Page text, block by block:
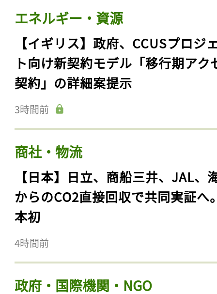
エネルギー・資源
【イギリス】政府、CCUSプロジ
ト向け新契約モデル「移行期アク
契約」の詳細案提示
3時間前
商社・物流
【日本】日立、商船三井、JAL、
からのCO2直接回収で共同実証へ
本初
4時間前
政府・国際機関・NGO